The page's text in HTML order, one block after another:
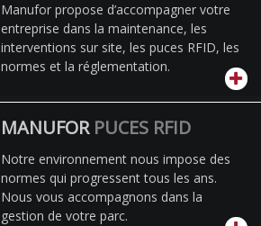
Manufor propose d’accompagner votre
entreprise dans la maintenance, les
interventions sur site, les puces RFID, les
normes et la réglementation.
MANUFOR PUCES RFID
Notre environnement nous impose des
normes qui progressent tous les ans.
Nous vous accompagnons dans la
gestion de votre parc.